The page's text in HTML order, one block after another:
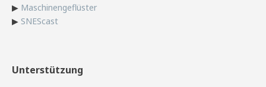
▶ Maschinengeflüster
▶ SNEScast
Unterstützung